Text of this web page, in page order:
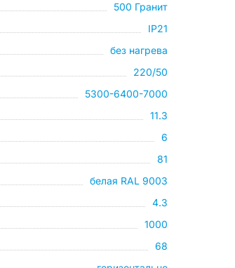
500 Гранит
IP21
без нагрева
220/50
5300-6400-7000
11.3
6
81
белая RAL 9003
4.3
1000
68